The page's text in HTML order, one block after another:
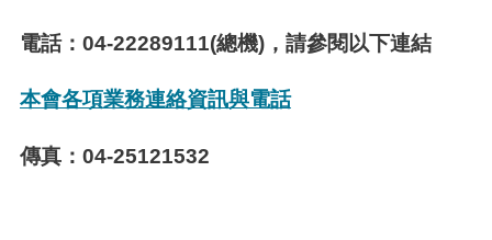
電話：04-22289111(總機)，請參閱以下連結
本會各項業務連絡資訊與電話
傳真：04-25121532